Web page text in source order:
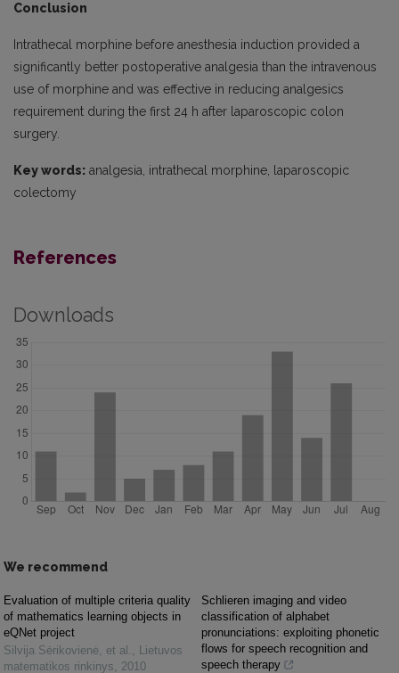
Conclusion
Intrathecal morphine before anesthesia induction provided a
significantly better postoperative analgesia than the intravenous
use of morphine and was effective in reducing analgesics
requirement during the first 24 h after laparoscopic colon
surgery.
Key words: analgesia, intrathecal morphine, laparoscopic
colectomy
References
Downloads
We recommend
Evaluation of multiple criteria quality
of mathematics learning objects in
eQNet project
Silvija Sėrikovienė, et al. , Lietuvos
matematikos rinkinys, 2010
Schlieren imaging and video
classification of alphabet
pronunciations: exploiting phonetic
flows for speech recognition and
speech therapy